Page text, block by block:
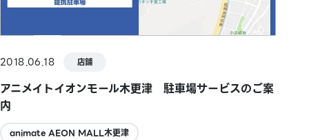
2018.06.18 店鋪
アニメイトイオンモール木更津 駐車場サービスのご案
内
animate AEON MALL木更津